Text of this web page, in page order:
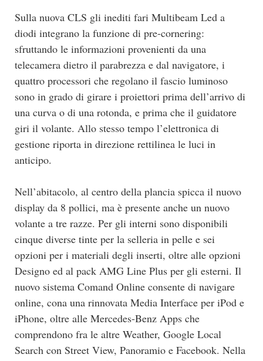
Sulla nuova CLS gli inediti fari Multibeam Led a
diodi integrano la funzione di pre-cornering:
sfruttando le informazioni provenienti da una
telecamera dietro il parabrezza e dal navigatore, i
quattro processori che regolano il fascio luminoso
sono in grado di girare i proiettori prima dell’arrivo di
una curva o di una rotonda, e prima che il guidatore
giri il volante. Allo stesso tempo l’elettronica di
gestione riporta in direzione rettilinea le luci in
anticipo.
Nell’abitacolo, al centro della plancia spicca il nuovo
display da 8 pollici, ma è presente anche un nuovo
volante a tre razze. Per gli interni sono disponibili
cinque diverse tinte per la selleria in pelle e sei
opzioni per i materiali degli inserti, oltre alle opzioni
Designo ed al pack AMG Line Plus per gli esterni. Il
nuovo sistema Comand Online consente di navigare
online, cona una rinnovata Media Interface per iPod e
iPhone, oltre alle Mercedes-Benz Apps che
comprendono fra le altre Weather, Google Local
Search con Street View, Panoramio e Facebook. Nella